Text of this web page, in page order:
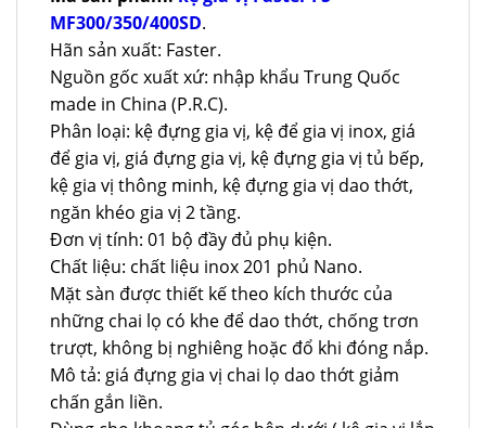
MF300/350/400SD.
Hãn sản xuất: Faster.
Nguồn gốc xuất xứ: nhập khẩu Trung Quốc
made in China (P.R.C).
Phân loại: kệ đựng gia vị, kệ để gia vị inox, giá
để gia vị, giá đựng gia vị, kệ đựng gia vị tủ bếp,
kệ gia vị thông minh, kệ đựng gia vị dao thớt,
ngăn khéo gia vị 2 tầng.
Đơn vị tính: 01 bộ đầy đủ phụ kiện.
Chất liệu: chất liệu inox 201 phủ Nano.
Mặt sàn được thiết kế theo kích thước của
những chai lọ có khe để dao thớt, chống trơn
trượt, không bị nghiêng hoặc đổ khi đóng nắp.
Mô tả: giá đựng gia vị chai lọ dao thớt giảm
chấn gắn liền.